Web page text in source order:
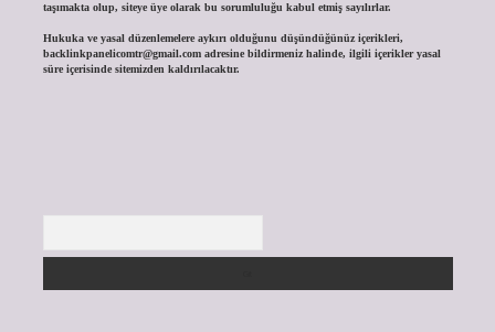
taşımakta olup, siteye üye olarak bu sorumluluğu kabul etmiş sayılırlar.
Hukuka ve yasal düzenlemelere aykırı olduğunu düşündüğünüz içerikleri,
backlinkpanelicomtr@gmail.comadresine bildirmeniz halinde, ilgili içerikler yasal
süre içerisinde sitemizden kaldırılacaktır.